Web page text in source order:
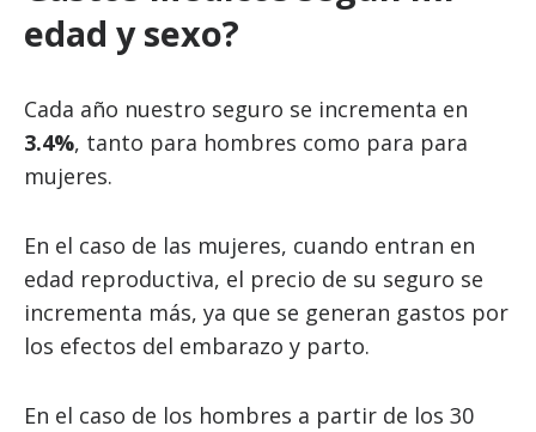
edad y sexo?
Cada año nuestro seguro se incrementa en
3.4%, tanto para hombres como para para
mujeres.
En el caso de las mujeres, cuando entran en
edad reproductiva, el precio de su seguro se
incrementa más, ya que se generan gastos por
los efectos del embarazo y parto.
En el caso de los hombres a partir de los 30